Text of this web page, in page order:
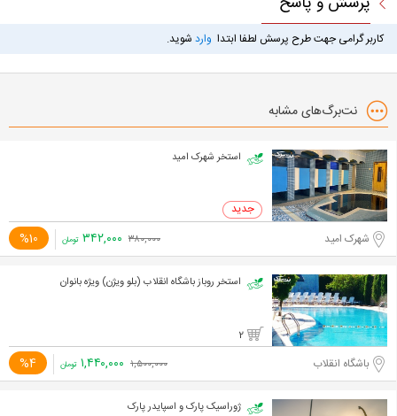
کاربر گرامی جهت طرح پرسش لطفا ابتدا وارد شوید.
نت‌برگ‌های مشابه
استخر شهرک امید
شهرک امید %10 ۳۸۰,۰۰۰ ۳۴۲,۰۰۰ تومان
استخر روباز باشگاه انقلاب (بلو ویژن) ویژه بانوان
2
باشگاه انقلاب %4 ۱,۵۰۰,۰۰۰ ۱,۴۴۰,۰۰۰ تومان
ژوراسیک پارک و اسپایدر پارک